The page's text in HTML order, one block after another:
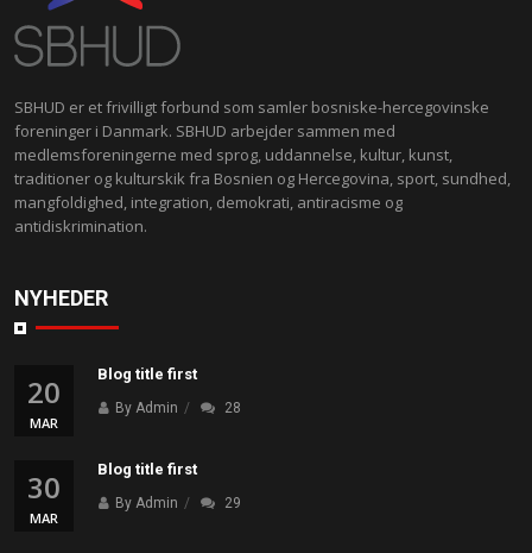
SBHUD er et frivilligt forbund som samler bosniske-hercegovinske
foreninger i Danmark. SBHUD arbejder sammen med
medlemsforeningerne med sprog, uddannelse, kultur, kunst,
traditioner og kulturskik fra Bosnien og Hercegovina, sport, sundhed,
mangfoldighed, integration, demokrati, antiracisme og
antidiskrimination.
NYHEDER
20
MAR
Blog title first
By Admin 28
30
MAR
Blog title first
By Admin 29